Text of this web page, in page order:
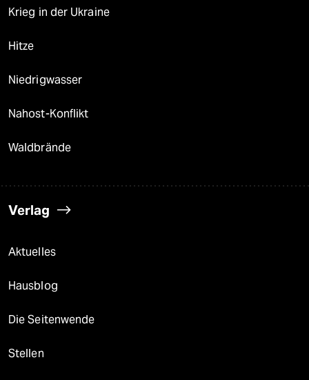
Krieg in der Ukraine
Hitze
Niedrigwasser
Nahost-Konflikt
Waldbrände
Verlag
Aktuelles
Hausblog
Die Seitenwende
Stellen